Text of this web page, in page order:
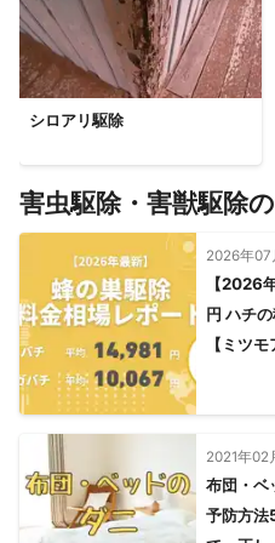
シロアリ駆除
害虫駆除・害獣駆除
2026年07
【2026
円 ハチ
【ミツ
2021年02
布団・ベ
予防方法